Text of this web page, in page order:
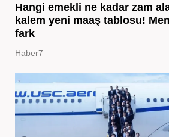
Hangi emekli ne kadar zam
kalem yeni maaş tablosu!
fark
Haber7